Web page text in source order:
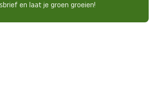
en laat je groen groeien!